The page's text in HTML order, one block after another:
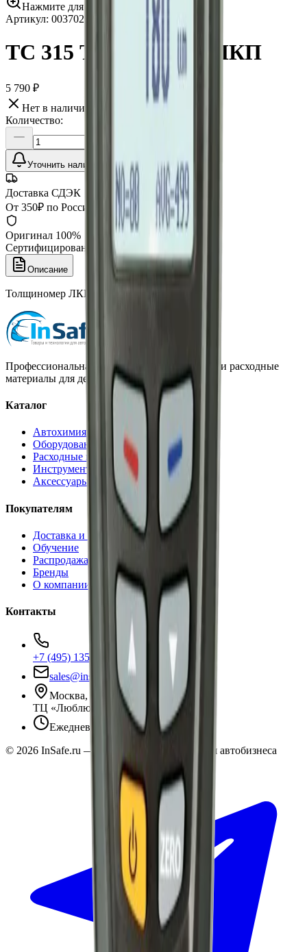
Нажмите для увеличения
Артикул: 003702 Horstek
TC 315 Толщиномер ЛКП
5 790 ₽
Нет в наличии
Количество:
Уточнить наличие
Доставка СДЭК
От 350₽ по России
Оригинал 100%
Сертифицированный товар
Описание
Толщиномер ЛКП, TC 315
Профессиональная автохимия, оборудование и расходные
материалы для детейлинга.
Каталог
Автохимия
Оборудование
Расходные материалы
Инструменты
Аксессуары
Покупателям
Доставка и оплата
Обучение
Распродажа
Бренды
О компании
Контакты
+7 (495) 135-35-99
sales@insafe.ru
Москва, Люблинская ул., 153.
ТЦ «Люблю Молл», -1 уровень
Ежедневно 10:00 — 19:00
© 2026 InSafe.ru — Товары и технологии для автобизнеса